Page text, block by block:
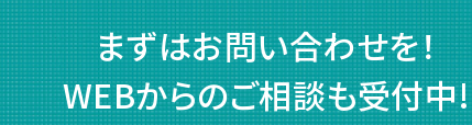
まずはお問い合わせを！
WEBからのご相談も受付中!